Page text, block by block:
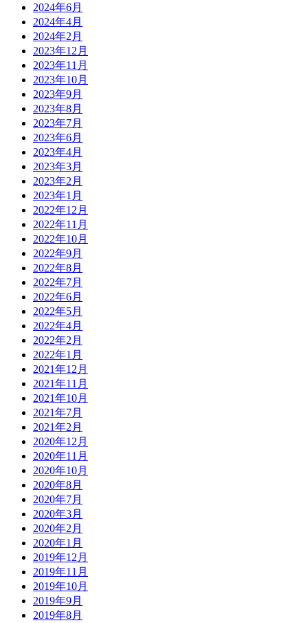
2024年6月
2024年4月
2024年2月
2023年12月
2023年11月
2023年10月
2023年9月
2023年8月
2023年7月
2023年6月
2023年4月
2023年3月
2023年2月
2023年1月
2022年12月
2022年11月
2022年10月
2022年9月
2022年8月
2022年7月
2022年6月
2022年5月
2022年4月
2022年2月
2022年1月
2021年12月
2021年11月
2021年10月
2021年7月
2021年2月
2020年12月
2020年11月
2020年10月
2020年8月
2020年7月
2020年3月
2020年2月
2020年1月
2019年12月
2019年11月
2019年10月
2019年9月
2019年8月